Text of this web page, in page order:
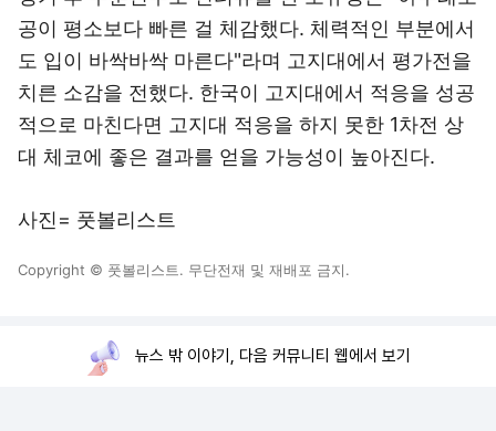
공이 평소보다 빠른 걸 체감했다. 체력적인 부분에서
도 입이 바싹바싹 마른다"라며 고지대에서 평가전을
치른 소감을 전했다. 한국이 고지대에서 적응을 성공
적으로 마친다면 고지대 적응을 하지 못한 1차전 상
대 체코에 좋은 결과를 얻을 가능성이 높아진다.
사진= 풋볼리스트
Copyright © 풋볼리스트. 무단전재 및 재배포 금지.
뉴스 밖 이야기, 다음 커뮤니티 웹에서 보기